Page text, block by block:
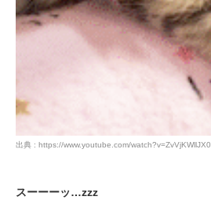
出典 : https://www.youtube.com/watch?v=ZvVjKWllJX0
スーーーッ…zzzいぬ部をフォロー
アプリで開く